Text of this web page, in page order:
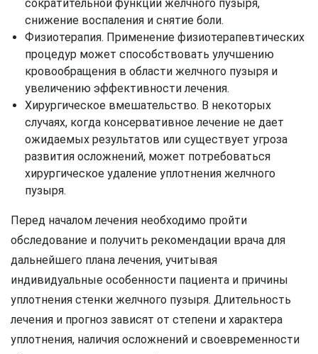
сократительной функции желчного пузыря,
снижение воспаления и снятие боли.
Физиотерапия. Применение физиотерапевтических
процедур может способствовать улучшению
кровообращения в области желчного пузыря и
увеличению эффективности лечения.
Хирургическое вмешательство. В некоторых
случаях, когда консервативное лечение не дает
ожидаемых результатов или существует угроза
развития осложнений, может потребоваться
хирургическое удаление уплотнения желчного
пузыря.
Перед началом лечения необходимо пройти
обследование и получить рекомендации врача для
дальнейшего плана лечения, учитывая
индивидуальные особенности пациента и причины
уплотнения стенки желчного пузыря. Длительность
лечения и прогноз зависят от степени и характера
уплотнения, наличия осложнений и своевременности